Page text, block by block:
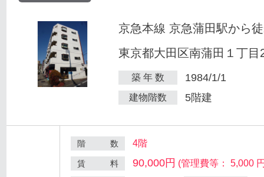
京急本線 京急蒲田駅から
東京都大田区南蒲田１丁目
築 年 数 1984/1/1
建物階数 5階建
階 数 4階
賃 料 90,000円 (管理費等： 5,000